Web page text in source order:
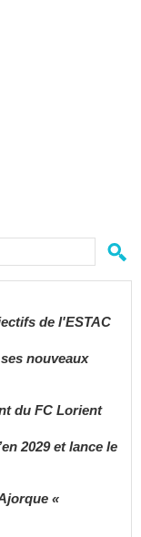
de l'ESTAC
nouveaux
du FC Lorient
2029 et lance le
«